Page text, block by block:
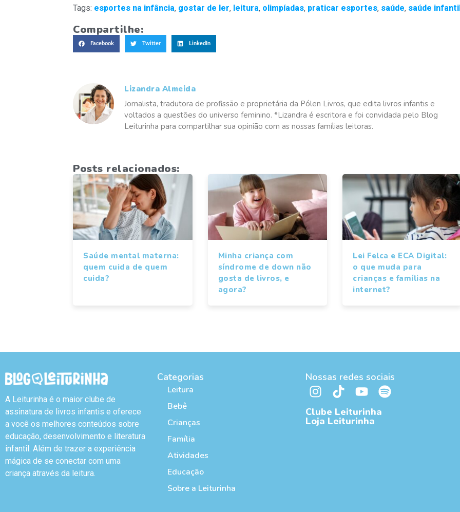
Tags: esportes na infância, gostar de ler, leitura, olimpíadas, praticar esportes, saúde, saúde
Compartilhe:
Facebook Twitter LinkedIn
Lizandra Almeida
Jornalista, tradutora de profissão e proprietária da Pólen Livros, que edita livros infantis e
voltados a questões do universo feminino. *Lizandra é escritora e foi convidada pelo Blog
Leiturinha para compartilhar sua opinião com as nossas famílias leitoras.
Posts relacionados:
Saúde mental materna:
quem cuida de quem
cuida?
Minha criança com
síndrome de down não
gosta de livros, e
agora?
Lei Felca e ECA Digital:
o que muda para
crianças e famílias na
internet?
A Leiturinha é o maior clube de
assinatura de livros infantis e oferece
a você os melhores conteúdos sobre
educação, desenvolvimento e literatura
infantil. Além de trazer a experiência
mágica de se conectar com uma
criança através da leitura.
Categorias
Leitura
Bebê
Crianças
Família
Atividades
Educação
Sobre a Leiturinha
Nossas redes sociais
Clube Leiturinha
Loja Leiturinha